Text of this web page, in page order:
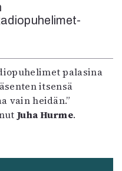
palasina
itsensä
vain heidän.”
Juha Hurme.